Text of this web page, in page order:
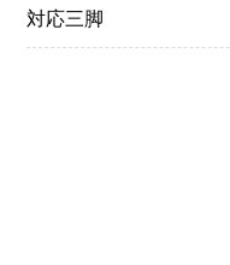
対応三脚